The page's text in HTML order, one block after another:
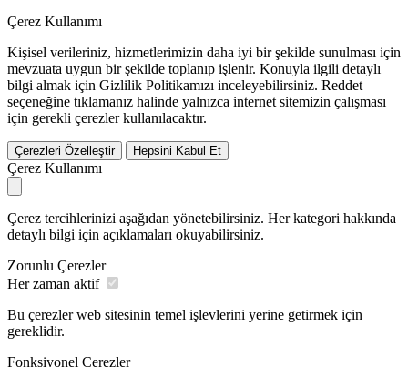
Çerez Kullanımı
Kişisel verileriniz, hizmetlerimizin daha iyi bir şekilde sunulması için
mevzuata uygun bir şekilde toplanıp işlenir. Konuyla ilgili detaylı
bilgi almak için Gizlilik Politikamızı inceleyebilirsiniz. Reddet
seçeneğine tıklamanız halinde yalnızca internet sitemizin çalışması
için gerekli çerezler kullanılacaktır.
Çerezleri Özelleştir Hepsini Kabul Et
Çerez Kullanımı
Çerez tercihlerinizi aşağıdan yönetebilirsiniz. Her kategori hakkında
detaylı bilgi için açıklamaları okuyabilirsiniz.
Zorunlu Çerezler
Her zaman aktif
Bu çerezler web sitesinin temel işlevlerini yerine getirmek için
gereklidir.
Fonksiyonel Çerezler